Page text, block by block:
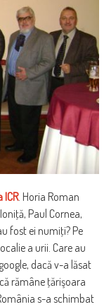
. Horia Roman
Paul Cornea,
fost ei numiţi? Pe
a urii. Care au
dacă v-a lăsat
rămâne ţărişoara
s-a schimbat